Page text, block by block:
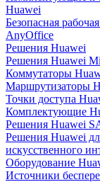
Huawei
Безопасная
AnyOffice
Решения Huawei
Решения Huawei
Коммутаторы
Маршрутизаторы
Точки доступа
Комплектующие
Решения Huawei
Решения Huawei
искусственного
Оборудование
Источники